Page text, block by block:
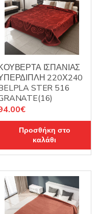
ΙΣΠΑΝΙΑΣ
220Χ240
STER 516
€
Προσθήκη στο
καλάθι